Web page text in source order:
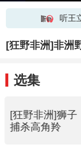
听王
[狂野非洲]非洲
选集
[狂野非洲]狮子
捕杀高角羚